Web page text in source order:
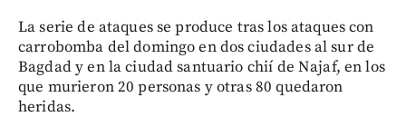
La serie de ataques se produce tras los ataques con
carrobomba del domingo en dos ciudades al sur de
Bagdad y en la ciudad santuario chií de Najaf, en los
que murieron 20 personas y otras 80 quedaron
heridas.